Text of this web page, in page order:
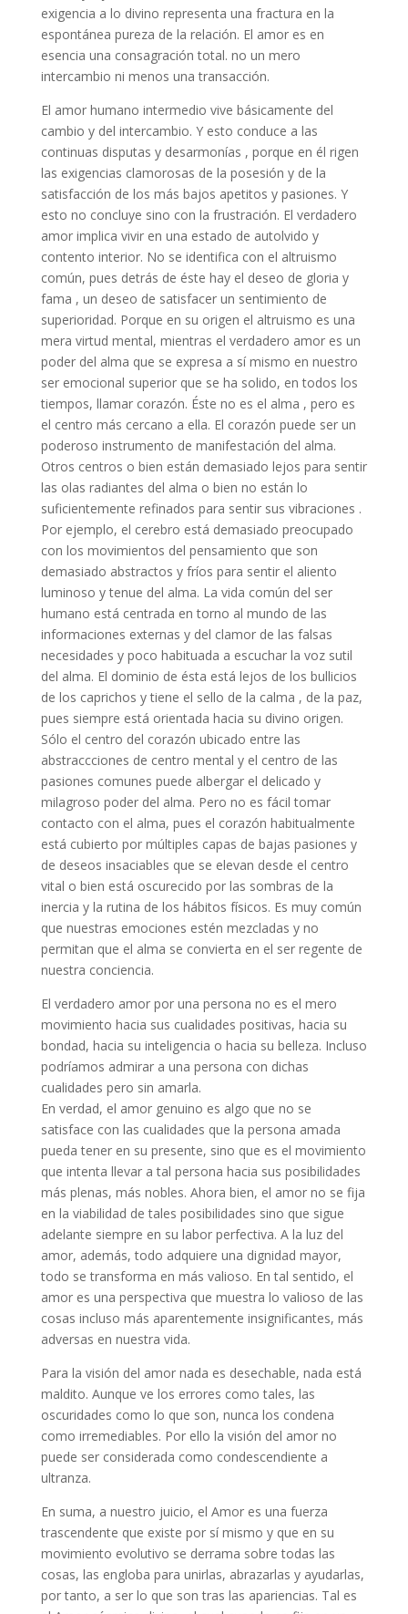
exigencia a lo divino representa una fractura en la
espontánea pureza de la relación. El amor es en
esencia una consagración total. no un mero
intercambio ni menos una transacción.
El amor humano intermedio vive básicamente del
cambio y del intercambio. Y esto conduce a las
continuas disputas y desarmonías , porque en él rigen
las exigencias clamorosas de la posesión y de la
satisfacción de los más bajos apetitos y pasiones. Y
esto no concluye sino con la frustración. El verdadero
amor implica vivir en una estado de autolvido y
contento interior. No se identifica con el altruismo
común, pues detrás de éste hay el deseo de gloria y
fama , un deseo de satisfacer un sentimiento de
superioridad. Porque en su origen el altruismo es una
mera virtud mental, mientras el verdadero amor es un
poder del alma que se expresa a sí mismo en nuestro
ser emocional superior que se ha solido, en todos los
tiempos, llamar corazón. Éste no es el alma , pero es
el centro más cercano a ella. El corazón puede ser un
poderoso instrumento de manifestación del alma.
Otros centros o bien están demasiado lejos para sentir
las olas radiantes del alma o bien no están lo
suficientemente refinados para sentir sus vibraciones .
Por ejemplo, el cerebro está demasiado preocupado
con los movimientos del pensamiento que son
demasiado abstractos y fríos para sentir el aliento
luminoso y tenue del alma. La vida común del ser
humano está centrada en torno al mundo de las
informaciones externas y del clamor de las falsas
necesidades y poco habituada a escuchar la voz sutil
del alma. El dominio de ésta está lejos de los bullicios
de los caprichos y tiene el sello de la calma , de la paz,
pues siempre está orientada hacia su divino origen.
Sólo el centro del corazón ubicado entre las
abstraccciones de centro mental y el centro de las
pasiones comunes puede albergar el delicado y
milagroso poder del alma. Pero no es fácil tomar
contacto con el alma, pues el corazón habitualmente
está cubierto por múltiples capas de bajas pasiones y
de deseos insaciables que se elevan desde el centro
vital o bien está oscurecido por las sombras de la
inercia y la rutina de los hábitos físicos. Es muy común
que nuestras emociones estén mezcladas y no
permitan que el alma se convierta en el ser regente de
nuestra conciencia.
El verdadero amor por una persona no es el mero
movimiento hacia sus cualidades positivas, hacia su
bondad, hacia su inteligencia o hacia su belleza. Incluso
podríamos admirar a una persona con dichas
cualidades pero sin amarla.
En verdad, el amor genuino es algo que no se
satisface con las cualidades que la persona amada
pueda tener en su presente, sino que es el movimiento
que intenta llevar a tal persona hacia sus posibilidades
más plenas, más nobles. Ahora bien, el amor no se fija
en la viabilidad de tales posibilidades sino que sigue
adelante siempre en su labor perfectiva. A la luz del
amor, además, todo adquiere una dignidad mayor,
todo se transforma en más valioso. En tal sentido, el
amor es una perspectiva que muestra lo valioso de las
cosas incluso más aparentemente insignificantes, más
adversas en nuestra vida.
Para la visión del amor nada es desechable, nada está
maldito. Aunque ve los errores como tales, las
oscuridades como lo que son, nunca los condena
como irremediables. Por ello la visión del amor no
puede ser considerada como condescendiente a
ultranza.
En suma, a nuestro juicio, el Amor es una fuerza
trascendente que existe por sí mismo y que en su
movimiento evolutivo se derrama sobre todas las
cosas, las engloba para unirlas, abrazarlas y ayudarlas,
por tanto, a ser lo que son tras las apariencias. Tal es